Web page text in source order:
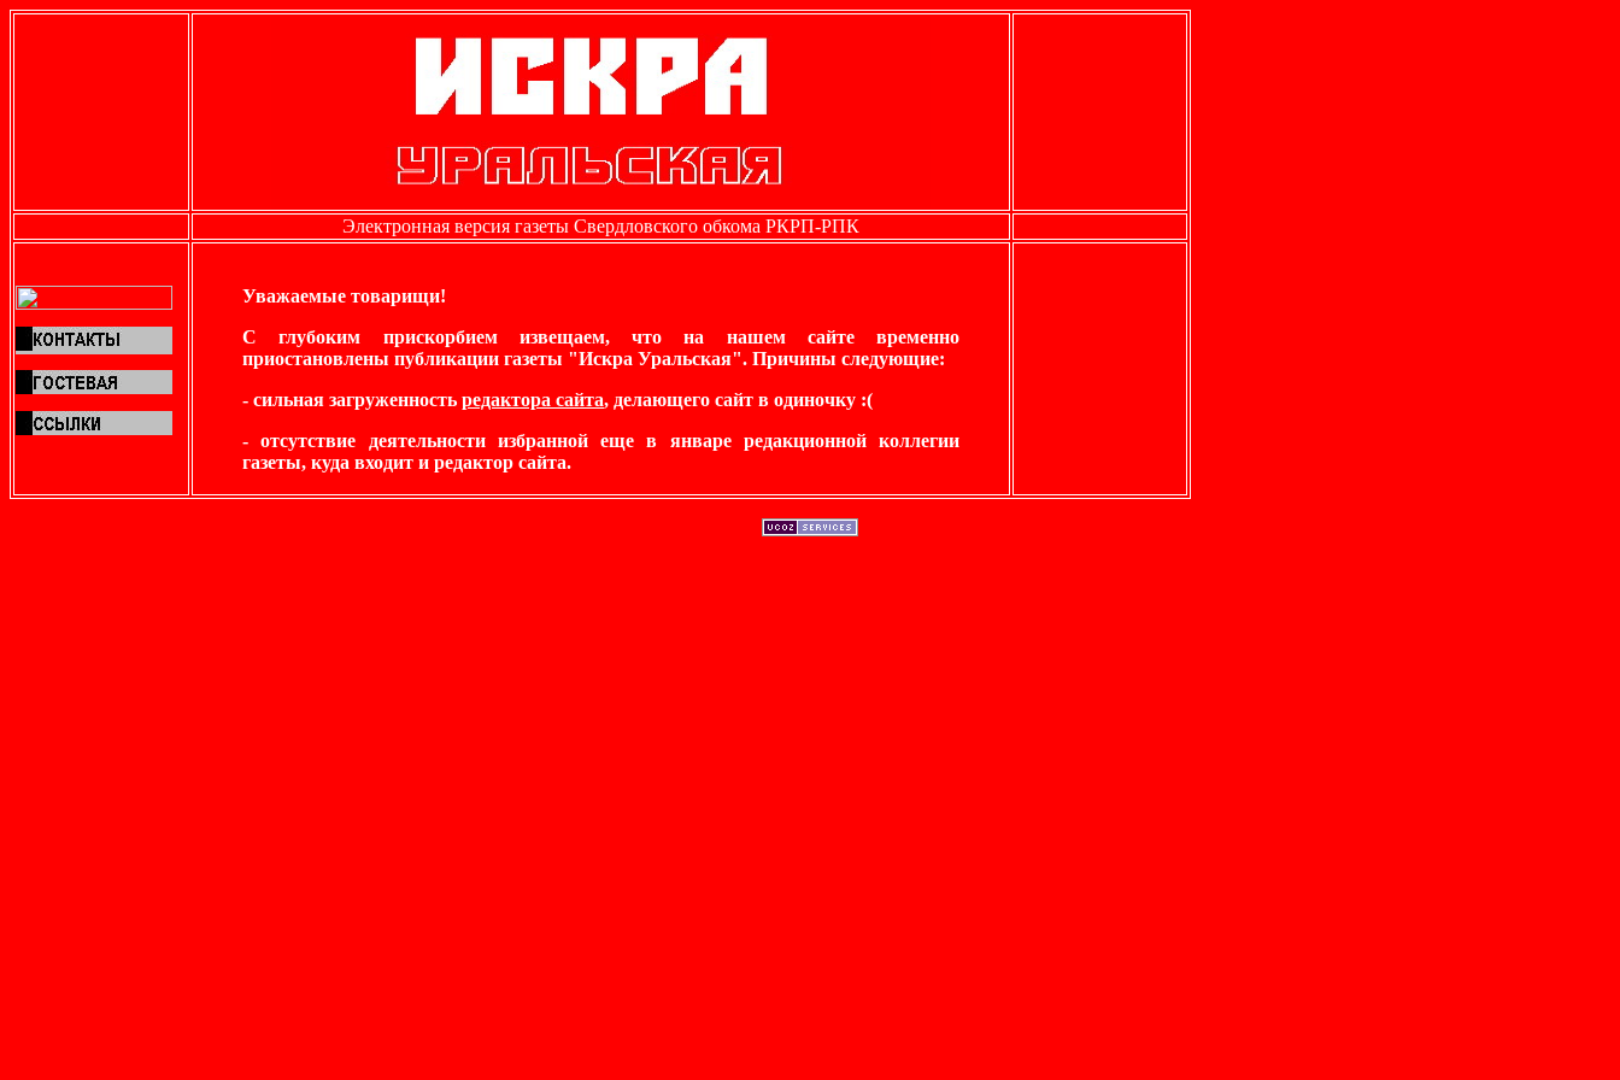
Электронная версия газеты Свердловского обкома РКРП-РПК
Уважаемые товарищи!
С глубоким прискорбием извещаем, что на нашем сайте временно
приостановлены публикации газеты "Искра Уральская". Причины следующие:
- сильная загруженность редактора сайта, делающего сайт в одиночку :(
- отсутствие деятельности избранной еще в январе редакционной коллегии
газеты, куда входит и редактор сайта.